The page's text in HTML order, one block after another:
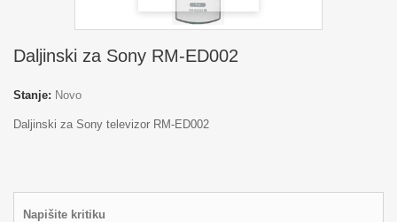
Daljinski za Sony RM-ED002
Stanje: Novo
Daljinski za Sony televizor RM-ED002
Napišite kritiku